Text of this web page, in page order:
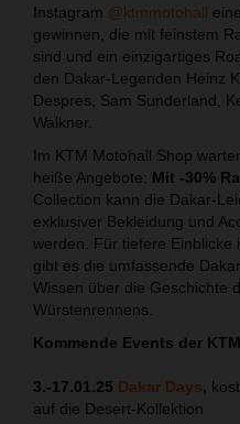
Instagram @ktmmotohall
gewinnen, die mit feinstem
sind und ein einzigartiges
den Dakar-Legenden Heinz
Despres, Sam Sunderland,
Walkner.
Im KTM Motohall Shop
heiße Angebote: Mit -30%
Collection kann die Dakar-
exklusiver Bekleidung und
werden. Für tiefere Einblicke
gibt es die umfassende
Wissen über die Geschichte
Würstenrennens.
Kommende Events der
3.-17.01.25 Dakar Days,
auf die Desert-Kollektion